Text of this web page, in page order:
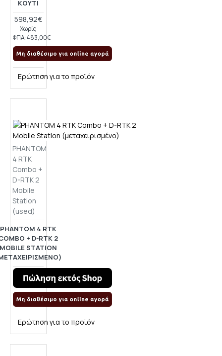
ΚΟΥΤΊ
598,92€
Χωρίς
ΦΠΑ:483,00€
Ερώτηση για το προϊόν
PHANTOM
4 RTK
Combo +
D-RTK 2
Mobile
Station
(used)
PHANTOM 4 RTK
+ D-RTK 2
MOBILE STATION
Ερώτηση για το προϊόν